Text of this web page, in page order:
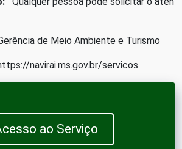
de Meio Ambiente e Turismo
navirai.ms.gov.br/servicos
ao Serviço